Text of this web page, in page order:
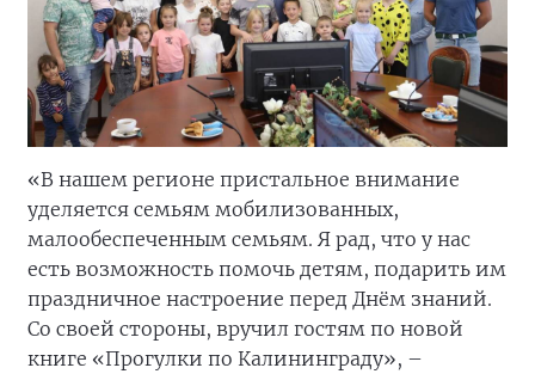
«В нашем регионе пристальное внимание
уделяется семьям мобилизованных,
малообеспеченным семьям. Я рад, что у нас
есть возможность помочь детям, подарить им
праздничное настроение перед Днём знаний.
Со своей стороны, вручил гостям по новой
книге «Прогулки по Калининграду», –